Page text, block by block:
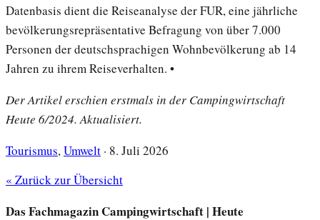
Datenbasis dient die Reiseanalyse der FUR, eine jährliche
bevölkerungsrepräsentative Befragung von über 7.000
Personen der deutschsprachigen Wohnbevölkerung ab 14
Jahren zu ihrem Reiseverhalten. •
Der Artikel erschien erstmals in der Campingwirtschaft
Heute 6/2024. Aktualisiert.
Tourismus,Umwelt · 8. Juli 2026
« Zurück zur Übersicht
Das Fachmagazin Campingwirtschaft | Heute